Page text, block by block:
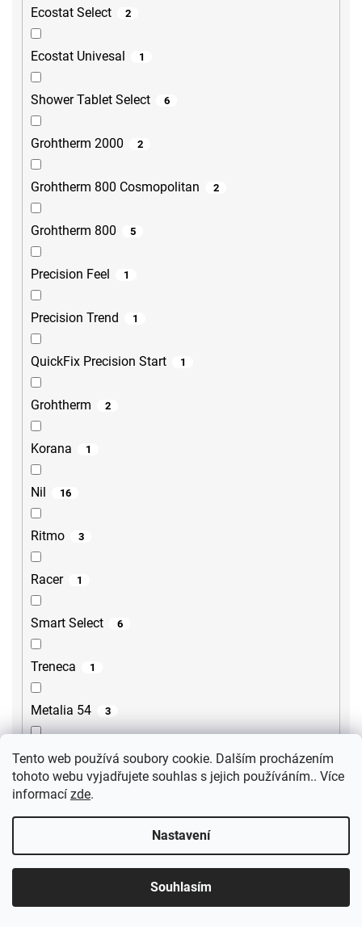
Tento web používá soubory cookie. Dalším procházením
tohoto webu vyjadřujete souhlas s jejich používáním.. Více
informací zde.
Nastavení
Souhlasím
Ecostat Select 2
Ecostat Univesal 1
Shower Tablet Select 6
Grohtherm 2000 2
Grohtherm 800 Cosmopolitan 2
Grohtherm 800 5
Precision Feel 1
Precision Trend 1
QuickFix Precision Start 1
Grohtherm 2
Korana 1
Nil 16
Ritmo 3
Racer 1
Smart Select 6
Treneca 1
Metalia 54 3
Tursi 10
Cubemix